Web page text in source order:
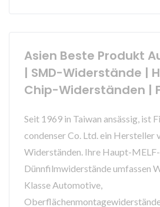
Asien Beste Produkt
| SMD-Widerstände |
Chip-Widerständen |
Seit 1969 in Taiwan ansässig, ist
condenser Co. Ltd. ein Hersteller
Widerständen. Ihre Haupt-MELF-
Dünnfilmwiderstände umfassen
Klasse Automotive,